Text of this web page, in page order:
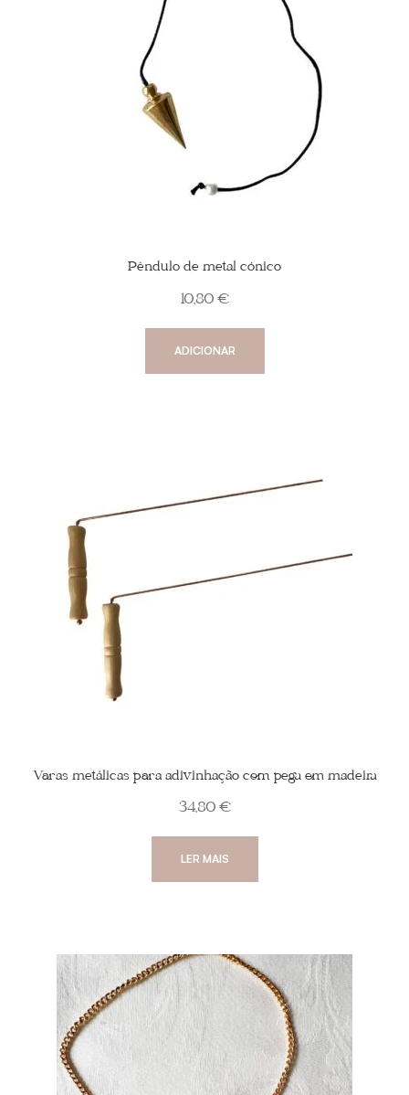
Pêndulo de metal cónico
10,80 €
ADICIONAR
Varas metálicas para adivinhação com pega em madeira
34,80 €
LER MAIS